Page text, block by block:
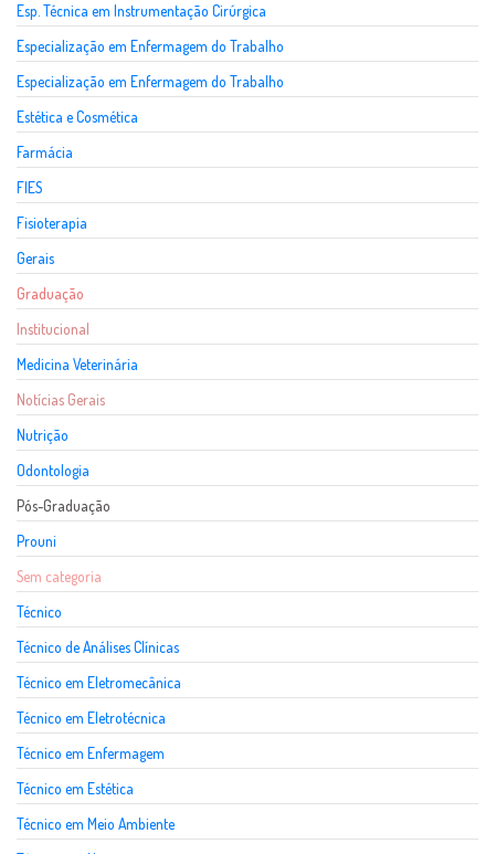
Esp. Técnica em Instrumentação Cirúrgica
Especialização em Enfermagem do Trabalho
Especialização em Enfermagem do Trabalho
Estética e Cosmética
Farmácia
FIES
Fisioterapia
Gerais
Graduação
Institucional
Medicina Veterinária
Notícias Gerais
Nutrição
Odontologia
Pós-Graduação
Prouni
Sem categoria
Técnico
Técnico de Análises Clínicas
Técnico em Eletromecânica
Técnico em Eletrotécnica
Técnico em Enfermagem
Técnico em Estética
Técnico em Meio Ambiente